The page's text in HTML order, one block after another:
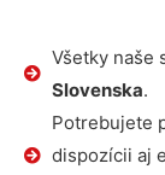
Všetky naše
Slovenska.
Potrebujete
dispozícii aj